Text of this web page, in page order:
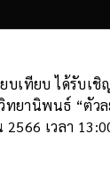
บเทียบ ได้รับเชิ
ยานิพนธ์ “ตัวล
เวลา